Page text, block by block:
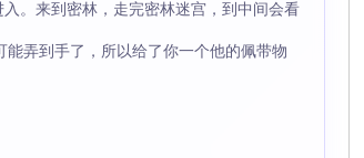
。来到密林，走完密林迷宫，到中间会看
弄到手了，所以给了你一个他的佩带物